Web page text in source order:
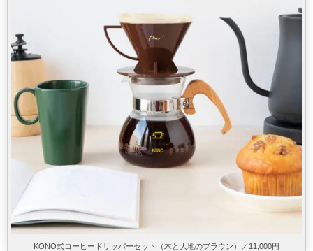
KONO式コーヒードリッパーセット（木と大地のブラウン）／11,000円